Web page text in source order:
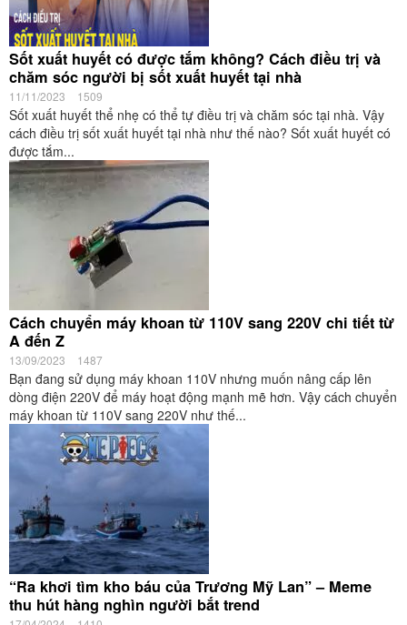
Sốt xuất huyết có được tắm không? Cách điều trị và
chăm sóc người bị sốt xuất huyết tại nhà
11/11/2023 1509
Sốt xuất huyết thể nhẹ có thể tự điều trị và chăm sóc tại nhà. Vậy
cách điều trị sốt xuất huyết tại nhà như thế nào? Sốt xuất huyết có
được tắm...
Cách chuyển máy khoan từ 110V sang 220V chi tiết từ
A đến Z
13/09/2023 1487
Bạn đang sử dụng máy khoan 110V nhưng muốn nâng cấp lên
dòng điện 220V để máy hoạt động mạnh mẽ hơn. Vậy cách chuyển
máy khoan từ 110V sang 220V như thế...
“Ra khơi tìm kho báu của Trương Mỹ Lan” – Meme
thu hút hàng nghìn người bắt trend